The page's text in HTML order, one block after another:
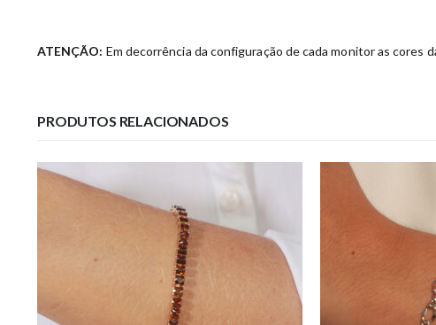
ATENÇÃO: Em decorrência da configuração de cada monitor as cores
PRODUTOS RELACIONADOS